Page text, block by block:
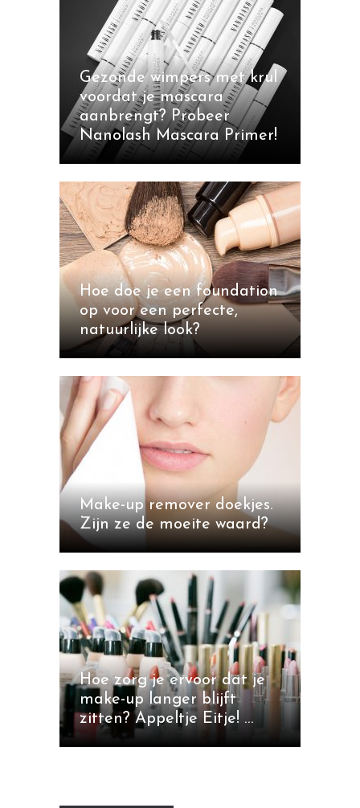
Gezonde wimpers met krul
voordat je mascara
aanbrengt? Probeer
Nanolash Mascara Primer!
Hoe doe je een foundation
op voor een perfecte,
natuurlijke look?
Make-up remover doekjes.
Zijn ze de moeite waard?
Hoe zorg je ervoor dat je
make-up langer blijft
zitten? Appeltje Eitje! …